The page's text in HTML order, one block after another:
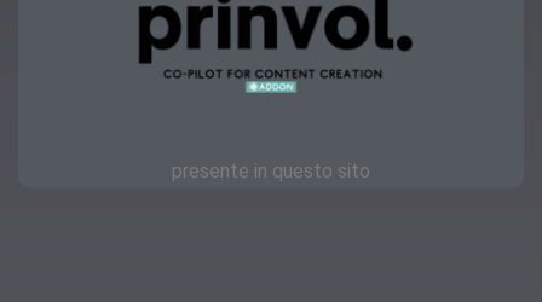
presente in questo sito